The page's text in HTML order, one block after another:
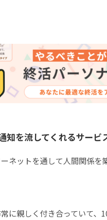
知を流してくれるサービ
ネットを通して人間関係を
に親しく付き合っていて、